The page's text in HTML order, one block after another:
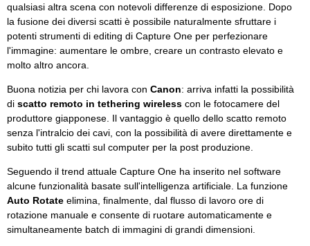
qualsiasi altra scena con notevoli differenze di esposizione. Dopo
la fusione dei diversi scatti è possibile naturalmente sfruttare i
potenti strumenti di editing di Capture One per perfezionare
l'immagine: aumentare le ombre, creare un contrasto elevato e
molto altro ancora.
Buona notizia per chi lavora con Canon: arriva infatti la possibilità
di scatto remoto in tethering wireless con le fotocamere del
produttore giapponese. Il vantaggio è quello dello scatto remoto
senza l'intralcio dei cavi, con la possibilità di avere direttamente e
subito tutti gli scatti sul computer per la post produzione.
Seguendo il trend attuale Capture One ha inserito nel software
alcune funzionalità basate sull'intelligenza artificiale. La funzione
Auto Rotate elimina, finalmente, dal flusso di lavoro ore di
rotazione manuale e consente di ruotare automaticamente e
simultaneamente batch di immagini di grandi dimensioni.